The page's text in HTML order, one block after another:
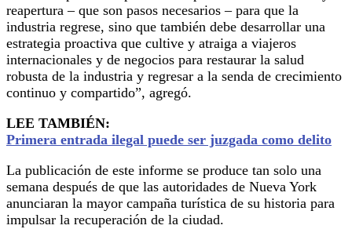
reapertura – que son pasos necesarios – para que la
industria regrese, sino que también debe desarrollar una
estrategia proactiva que cultive y atraiga a viajeros
internacionales y de negocios para restaurar la salud
robusta de la industria y regresar a la senda de crecimiento
continuo y compartido”, agregó.
LEE TAMBIÉN:
Primera entrada ilegal puede ser juzgada como delito
La publicación de este informe se produce tan solo una
semana después de que las autoridades de Nueva York
anunciaran la mayor campaña turística de su historia para
impulsar la recuperación de la ciudad.